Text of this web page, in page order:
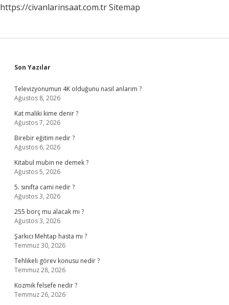
https://civanlarinsaat.com.trSitemap
Sidebar
Son Yazılar
Televizyonumun 4K olduğunu nasıl anlarım ?
Ağustos 8, 2026
Kat maliki kime denir ?
Ağustos 7, 2026
Birebir eğitim nedir ?
Ağustos 6, 2026
Kitabul mubin ne demek ?
Ağustos 5, 2026
5. sınıfta cami nedir ?
Ağustos 3, 2026
255 borç mu alacak mı ?
Ağustos 3, 2026
Şarkıcı Mehtap hasta mı ?
Temmuz 30, 2026
Tehlikeli görev konusu nedir ?
Temmuz 28, 2026
Kozmik felsefe nedir ?
Temmuz 26, 2026